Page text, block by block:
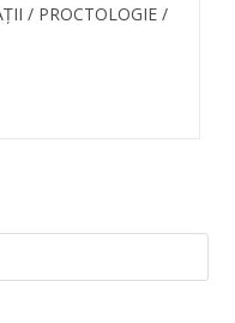
/ PROCTOLOGIE /